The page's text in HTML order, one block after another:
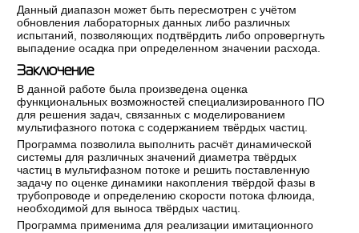
Данный диапазон может быть пересмотрен с учётом
обновления лабораторных данных либо различных
испытаний, позволяющих подтвёрдить либо опровергнуть
выпадение осадка при определенном значении расхода.
Заключение
В данной работе была произведена оценка
функциональных возможностей специализированного ПО
для решения задач, связанных с моделированием
мультифазного потока с содержанием твёрдых частиц.
Программа позволила выполнить расчёт динамической
системы для различных значений диаметра твёрдых
частиц в мультифазном потоке и решить поставленную
задачу по оценке динамики накопления твёрдой фазы в
трубопроводе и определению скорости потока флюида,
необходимой для выноса твёрдых частиц.
Программа применима для реализации имитационного